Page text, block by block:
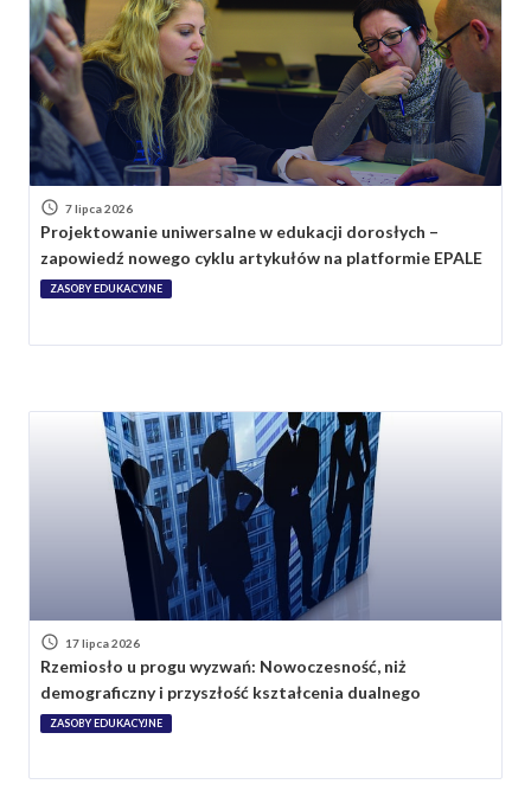
7 lipca 2026
Projektowanie uniwersalne w edukacji dorosłych –
zapowiedź nowego cyklu artykułów na platformie EPALE
ZASOBY EDUKACYJNE
17 lipca 2026
Rzemiosło u progu wyzwań: Nowoczesność, niż
demograficzny i przyszłość kształcenia dualnego
ZASOBY EDUKACYJNE